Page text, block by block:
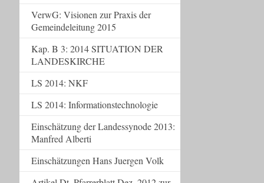
VerwG: Visionen zur Praxis der
Gemeindeleitung 2015
Kap. B 3: 2014 SITUATION DER
LANDESKIRCHE
LS 2014: NKF
LS 2014: Informationstechnologie
Einschätzung der Landessynode 2013:
Manfred Alberti
Einschätzungen Hans Juergen Volk